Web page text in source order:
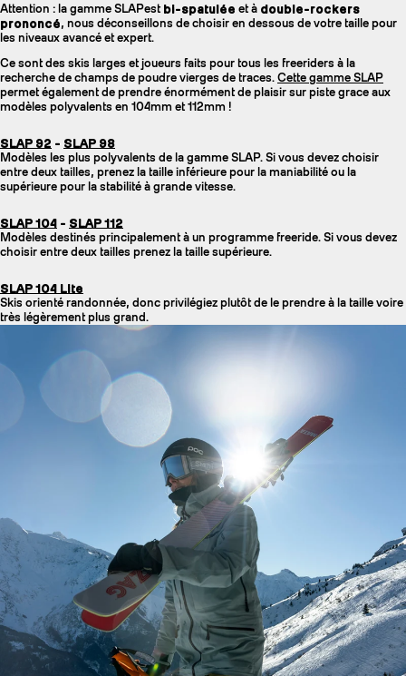
Attention : la gamme SLAPest bi-spatulée et à double-rockers
prononcé, nous déconseillons de choisir en dessous de votre taille pour
les niveaux avancé et expert.
Ce sont des skis larges et joueurs faits pour tous les freeriders à la
recherche de champs de poudre vierges de traces. Cette gamme SLAP
permet également de prendre énormément de plaisir sur piste grace aux
modèles polyvalents en 104mm et 112mm !
SLAP 92 - SLAP 98
Modèles les plus polyvalents de la gamme SLAP. Si vous devez choisir
entre deux tailles, prenez la taille inférieure pour la maniabilité ou la
supérieure pour la stabilité à grande vitesse.
SLAP 104 - SLAP 112
Modèles destinés principalement à un programme freeride. Si vous devez
choisir entre deux tailles prenez la taille supérieure.
SLAP 104 Lite
Skis orienté randonnée, donc privilégiez plutôt de le prendre à la taille voire
très légèrement plus grand.